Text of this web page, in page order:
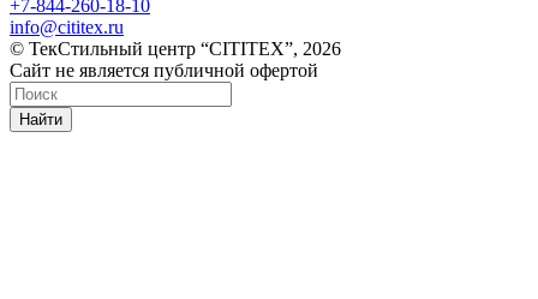
+7-844-260-18-10
info@cititex.ru
© ТекСтильный центр “CITITEX”, 2026
Сайт не является публичной офертой
Найти